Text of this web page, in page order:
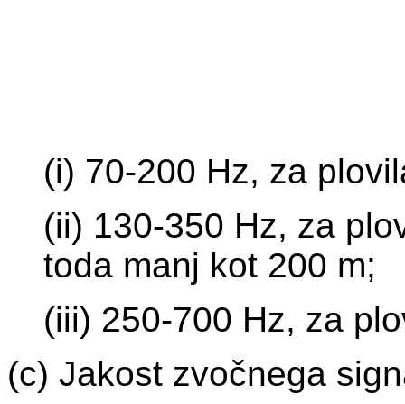
(i) 70-200 Hz, za
(ii) 130-350 Hz, za
toda manj kot 200 m;
(iii) 250-700 Hz, za
(c) Jakost zvočnega